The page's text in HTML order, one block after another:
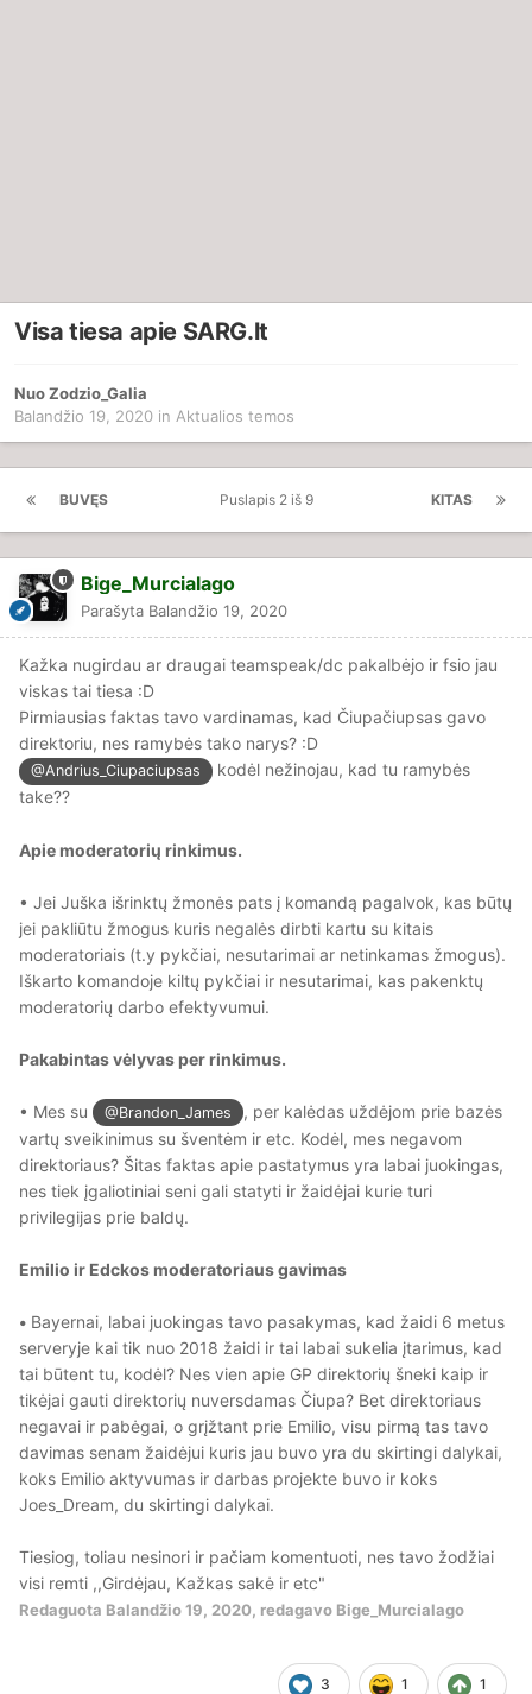
Visa tiesa apie SARG.lt
NuoZodzio_Galia
Balandžio 19, 2020 in Aktualios temos
BUVĘS KITAS
Puslapis 2 iš 9
Bige_Murcialago
Parašyta Balandžio 19, 2020
Kažka nugirdau ar draugai teamspeak/dc pakalbėjo ir fsio jau
viskas tai tiesa :D
Pirmiausias faktas tavo vardinamas, kad Čiupačiupsas gavo
direktoriu, nes ramybės tako narys? :D
@Andrius_Ciupaciupsas
kodėl nežinojau, kad tu ramybės
take??
Apie moderatorių rinkimus.
• Jei Juška išrinktų žmonės pats į komandą pagalvok, kas būtų
jei pakliūtu žmogus kuris negalės dirbti kartu su kitais
moderatoriais (t.y pykčiai, nesutarimai ar netinkamas žmogus).
Iškarto komandoje kiltų pykčiai ir nesutarimai, kas pakenktų
moderatorių darbo efektyvumui.
Pakabintas vėlyvas per rinkimus.
• Mes su @Brandon_James
, per kalėdas uždėjom prie bazės
vartų sveikinimus su šventėm ir etc. Kodėl, mes negavom
direktoriaus? Šitas faktas apie pastatymus yra labai juokingas,
nes tiek įgaliotiniai seni gali statyti ir žaidėjai kurie turi
privilegijas prie baldų.
Emilio ir Edckos moderatoriaus gavimas
• Bayernai, labai juokingas tavo pasakymas, kad žaidi 6 metus
serveryje kai tik nuo 2018 žaidi ir tai labai sukelia įtarimus, kad
tai būtent tu, kodėl? Nes vien apie GP direktorių šneki kaip ir
tikėjai gauti direktorių nuversdamas Čiupa? Bet direktoriaus
negavai ir pabėgai, o grįžtant prie Emilio, visu pirmą tas tavo
davimas senam žaidėjui kuris jau buvo yra du skirtingi dalykai,
koks Emilio aktyvumas ir darbas projekte buvo ir koks
Joes_Dream, du skirtingi dalykai.
Tiesiog, toliau nesinori ir pačiam komentuoti, nes tavo žodžiai
visi remti ,,Girdėjau, Kažkas sakė ir etc"
Redaguota Balandžio 19, 2020 , redagavo Bige_Murcialago
3 1 1